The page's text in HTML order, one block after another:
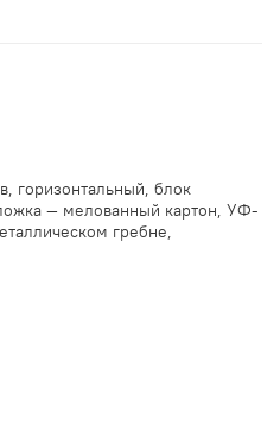
горизонтальный, блок
— мелованный картон, УФ-
гребне,